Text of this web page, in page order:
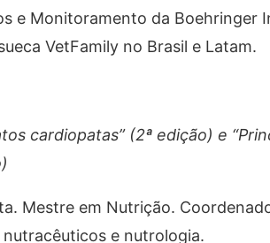
e Monitoramento da Boehringer
VetFamily no Brasil e Latam.
cardiopatas” (2ª edição) e
Mestre em Nutrição.
e nutrologia.